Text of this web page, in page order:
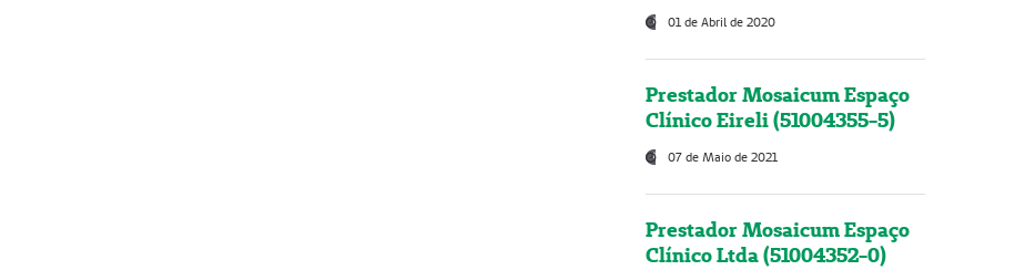
01 de Abril de 2020
Prestador Mosaicum Espaço
Clínico Eireli (51004355-5)
07 de Maio de 2021
Prestador Mosaicum Espaço
Clínico Ltda (51004352-0)